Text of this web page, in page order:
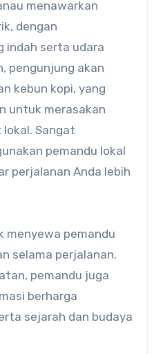
menawarkan
dengan
indah serta udara
pengunjung akan
kebun kopi, yang
untuk merasakan
Sangat
pemandu lokal
perjalanan Anda lebih
menyewa pemandu
selama perjalanan.
pemandu juga
berharga
sejarah dan budaya